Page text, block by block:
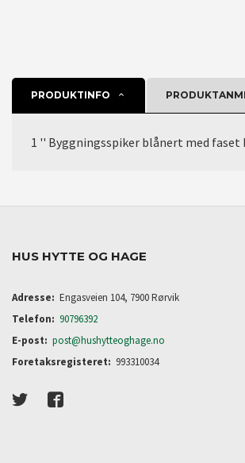
PRODUKTINFO
1 '' Byggningsspiker blånert med
HUS HYTTE OG HAGE
Adresse: Engasveien 104, 7900 Rørvik
Telefon: 90796392
E-post: post@hushytteoghage.no
Foretaksregisteret: 993310034